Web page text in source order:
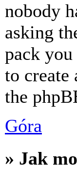
nobody
asking
pack
to create
the
Góra
» Jak